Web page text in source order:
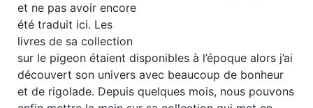
et ne pas avoir encore
été traduit ici. Les
livres de sa collection
sur le pigeon étaient disponibles à l’époque alors j’ai
découvert son univers avec beaucoup de bonheur
et de rigolade. Depuis quelques mois, nous pouvons